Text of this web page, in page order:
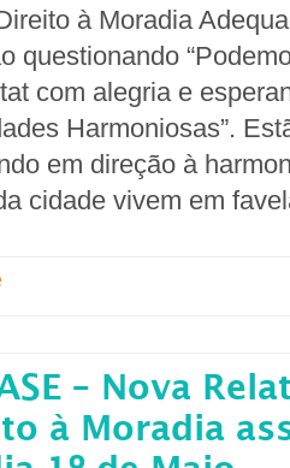
à Moradia
questionando
com alegria e
Harmoniosas”.
em direção à
cidade vivem em
– Nova
à Moradia